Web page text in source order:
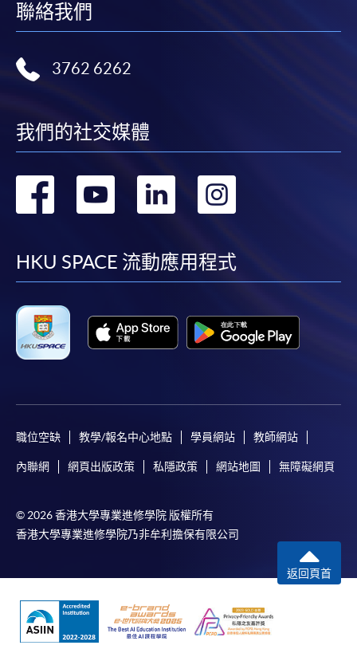
聯絡我們
3762 6262
我們的社交媒體
轉
facebook
轉
youtube
轉
linkedin
HKU SPACE 流動應用程式
職位空缺 教學/報名中心地點 學員網站 教師網站
內聯網 網頁出版政策 私隱政策 網站地圖 無障礙網頁
© 2026 香港大學專業進修學院 版權所有
香港大學專業進修學院乃非牟利擔保有限公司
返回頁首